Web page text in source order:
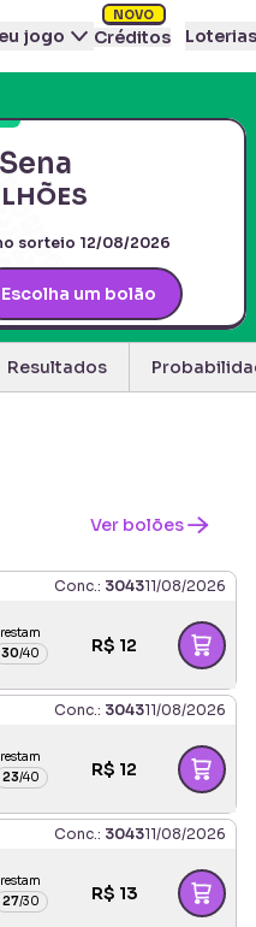
jogo Créditos
NOVO
Loterias
sorteio 12/08/2026
Escolha um bolão
Resultados
Ver bolões
Conc.: 304311/08/2026
restam
30/40 R$ 12
Conc.: 304311/08/2026
restam
23/40 R$ 12
Conc.: 304311/08/2026
restam
27/30 R$ 13